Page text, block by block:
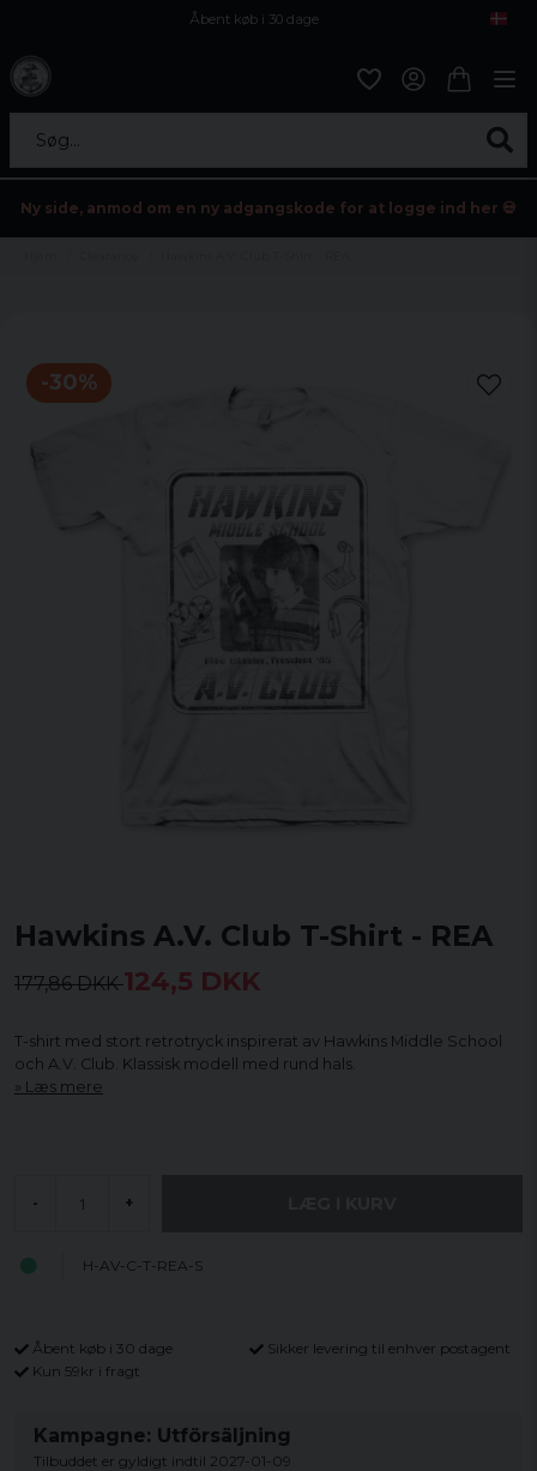
Åbent køb i 30 dage
Søg...
Ny side, anmod om en ny adgangskode for at logge ind her 💀
-30%
Hawkins A.V. Club T-Shirt - REA
177,86 DKK124,5 DKK
T-shirt med stort retrotryck inspirerat av Hawkins Middle School
och A.V. Club. Klassisk modell med rund hals.
Læs mere
- +
H-AV-C-T-REA-S
Åbent køb i 30 dage
Sikker levering til enhver postagent
Kun 59kr i fragt
Kampagne: Utförsäljning
Tilbuddet er gyldigt indtil 2027-01-09